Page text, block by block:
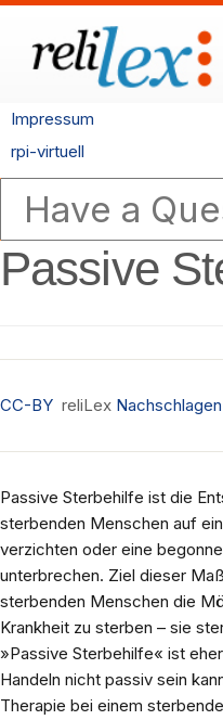
Impressum
rpi-virtuell
Passive
CC-BY reliLex Nachschlagen
Passive Sterbehilfe ist die
sterbenden Menschen auf
verzichten oder eine
unterbrechen. Ziel dieser
sterbenden Menschen die
Krankheit zu sterben – sie
»Passive Sterbehilfe« ist
Handeln nicht passiv sein
Therapie bei einem